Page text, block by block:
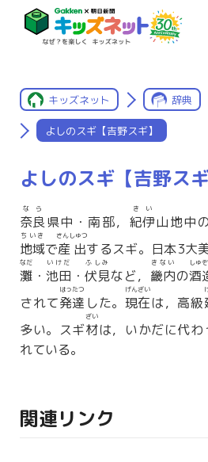
キッズネット 辞典
よしのスギ【吉野スギ】
よしのスギ【吉野スギ
奈良
なら
県中・南部， 紀伊
きい
山地中
地域
ちいき
で産出
さんしゅつ
するスギ。日本3大
灘
なだ
・ 池田
いけだ
・ 伏見
ふしみ
など， 畿内
きない
の酒
しゅ
されて発達
はったつ
した。 現在
げんざい
は，高級
多い。スギ材
ざい
は，いかだに代わ
れている。
関連リンク